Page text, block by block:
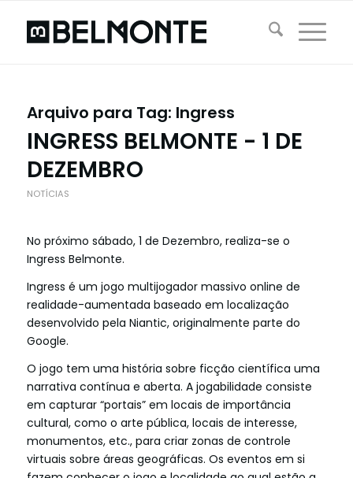
Arquivo para Tag: Ingress
INGRESS BELMONTE - 1 DE
DEZEMBRO
NOTÍCIAS
No próximo sábado, 1 de Dezembro, realiza-se o
Ingress Belmonte.
Ingress é um jogo multijogador massivo online de
realidade-aumentada baseado em localização
desenvolvido pela Niantic, originalmente parte do
Google.
O jogo tem uma história sobre ficção científica uma
narrativa contínua e aberta. A jogabilidade consiste
em capturar “portais” em locais de importância
cultural, como o arte pública, locais de interesse,
monumentos, etc., para criar zonas de controle
virtuais sobre áreas geográficas. Os eventos em si